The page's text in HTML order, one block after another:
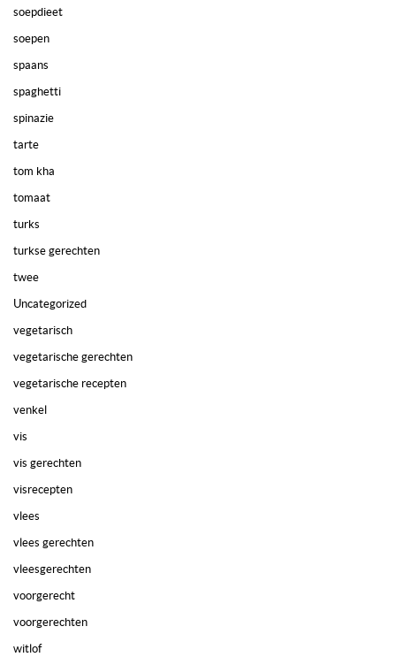
soepdieet
soepen
spaans
spaghetti
spinazie
tarte
tom kha
tomaat
turks
turkse gerechten
twee
Uncategorized
vegetarisch
vegetarische gerechten
vegetarische recepten
venkel
vis
vis gerechten
visrecepten
vlees
vlees gerechten
vleesgerechten
voorgerecht
voorgerechten
witlof